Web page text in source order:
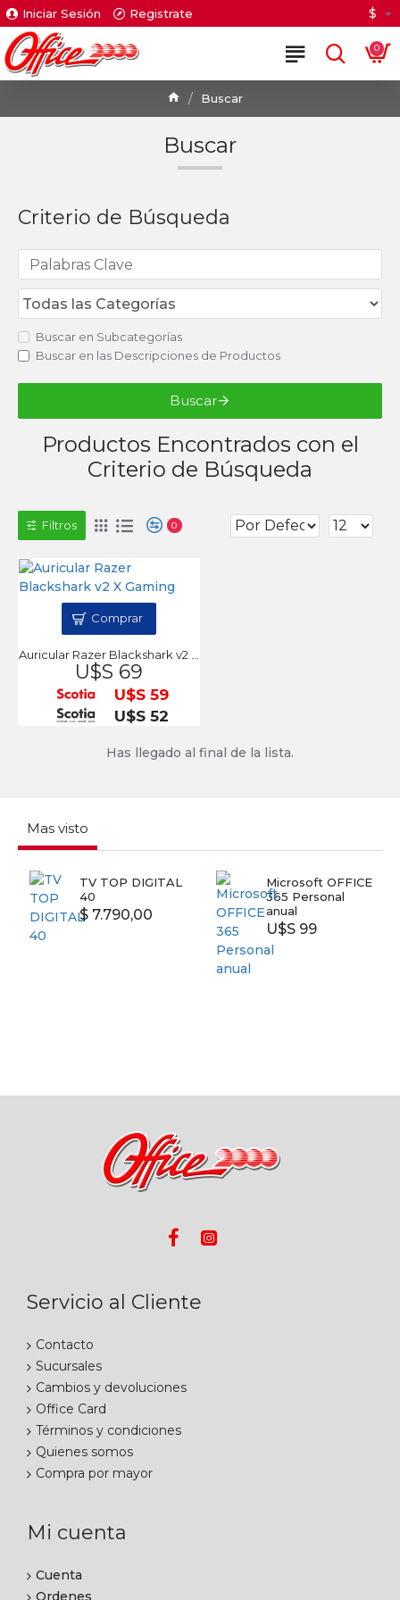
Iniciar Sesión Registrate $
0
Buscar
Buscar
Criterio de Búsqueda
Buscar en Subcategorías
Buscar en las Descripciones de Productos
Buscar
Productos Encontrados con el
Criterio de Búsqueda
Filtros 0
U$S 69
U$S 59
U$S 52
Comprar
Has llegado al final de la lista.
Mas visto
TV TOP DIGITAL
40
$ 7.790,00
Microsoft OFFICE
365 Personal
anual
U$S 99
Servicio al Cliente
Contacto
Sucursales
Cambios y devoluciones
Office Card
Términos y condiciones
Quienes somos
Compra por mayor
Mi cuenta
Cuenta
Ordenes